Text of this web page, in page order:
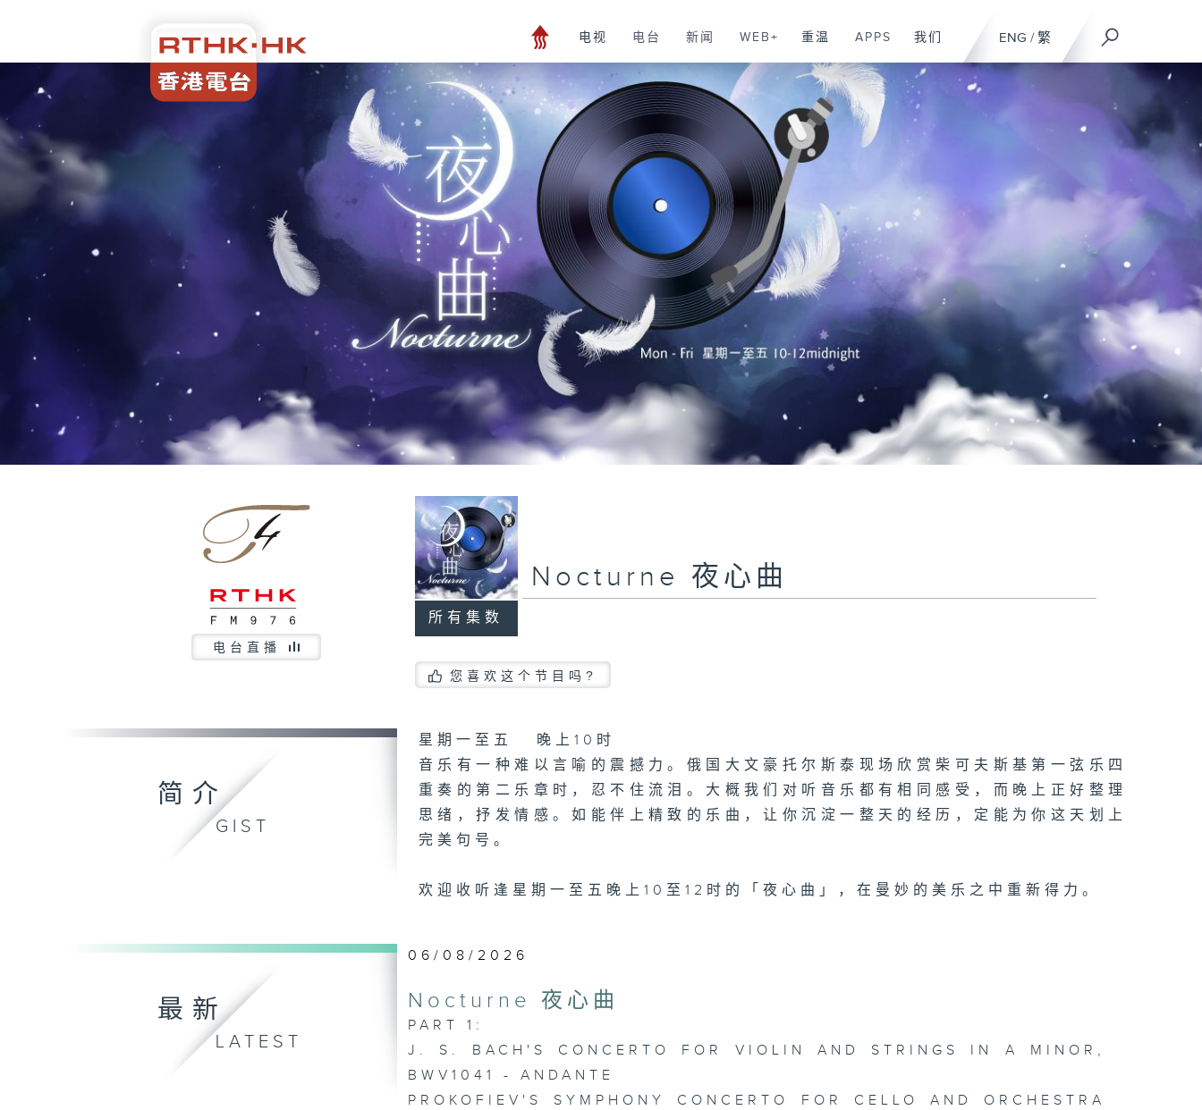
ENG / 繁
电视 电台 新闻 WEB+ 重温 APPS 我们
电台直播
所有集数
Nocturne 夜心曲
您喜欢这个节目吗?
简介
GIST
星期一至五 晚上10时
音乐有一种难以言喻的震撼力。俄国大文豪托尔斯泰现场欣赏柴可夫斯基第一弦乐四
重奏的第二乐章时，忍不住流泪。大概我们对听音乐都有相同感受，而晚上正好整理
思绪，抒发情感。如能伴上精致的乐曲，让你沉淀一整天的经历，定能为你这天划上
完美句号。
欢迎收听逢星期一至五晚上10至12时的「夜心曲」，在曼妙的美乐之中重新得力。
最新
LATEST
06/08/2026
Nocturne 夜心曲
PART 1:
J. S. BACH'S CONCERTO FOR VIOLIN AND STRINGS IN A MINOR,
BWV1041 - ANDANTE
PROKOFIEV'S SYMPHONY CONCERTO FOR CELLO AND ORCHESTRA